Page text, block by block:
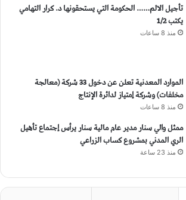
تأجيل الالم…… الحكومة التي يستحقونها د. كرار التهامي
يكتب 1/2
منذ 8 ساعات
الموارد المعدنية تعلن عن دخول 33 شركة (معالجة
مخلفات) وشركة إمتياز لدائرة الإنتاج
منذ 8 ساعات
ممثل والي سنار مدير عام مالية سنار يرأس إجتماع تأهيل
الري المدني بمشروع كساب الزراعي
منذ 23 ساعة